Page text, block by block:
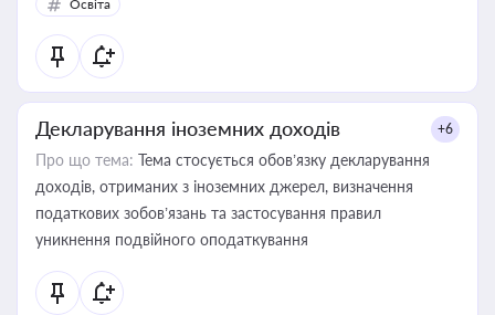
Освіта
Декларування іноземних доходів +6
Про що тема: Тема стосується обов’язку декларування
доходів, отриманих з іноземних джерел, визначення
податкових зобов’язань та застосування правил
уникнення подвійного оподаткування